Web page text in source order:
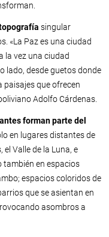
singular
«La Paz es una ciudad
la vez una ciudad
lado, desde guetos donde
que ofrecen
Adolfo Cárdenas.
forman parte del
en lugares distantes de
el Valle de la Luna, e
también en espacios
espacios coloridos de
que se asientan en
asombros a